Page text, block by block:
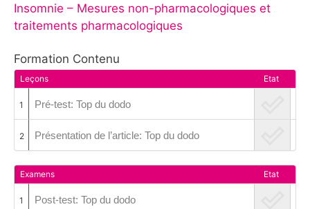
Insomnie – Mesures non-pharmacologiques et
traitements pharmacologiques
Formation Contenu
Leçons Etat
1 Pré-test: Top du dodo
2 Présentation de l’article: Top du dodo
Examens Etat
1 Post-test: Top du dodo